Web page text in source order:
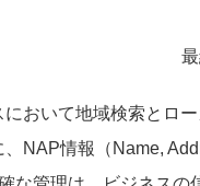
おいて地域検索とロ
NAP情報（Name,